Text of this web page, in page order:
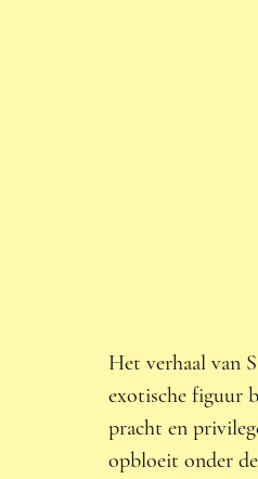
Het verhaal van
exotische figuur
pracht en
opbloeit onder